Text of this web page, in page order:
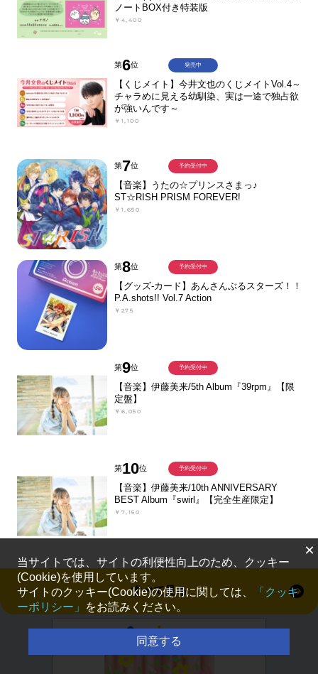
ノートBOX付き特装版
￥4,400
第6位
【くじメイト】今井文也のくじメイトVol.4～
チャラめに見える幼馴染、実は一途で独占欲
が強いんです～
￥1,100
発売中
第7位
【音楽】うたの☆プリンスさまっ♪
ST☆RISH PRISM FOREVER!
￥1,650
予約受付中
第8位
【グッズ-カード】あんさんぶるスターズ！！
P.A.shots!! Vol.7 Action
￥275
予約受付中
第9位
【音楽】伊藤美来/5th Album『39rpm』【限
定盤】
￥6,050
予約受付中
第10位
【音楽】伊藤美来/10th ANNIVERSARY
BEST Album『swirl』【完全生産限定】
￥7,150
予約受付中
すべて見る
×
当サイトでは、サイトの利便性向上のため、クッキー
(Cookie)を使用しています。
サイトのクッキー(Cookie)の使用に関しては、
「クッキ
ーポリシー」
をお読みください。
同意する